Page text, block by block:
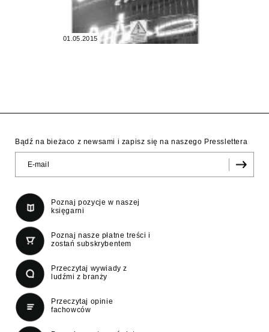
01.05.2015
Bądź na bieżaco z newsami i zapisz się na naszego Presslettera
Poznaj pozycje w naszej
księgarni
Poznaj nasze płatne treści i
zostań subskrybentem
Przeczytaj wywiady z
ludźmi z branży
Przeczytaj opinie
fachowców